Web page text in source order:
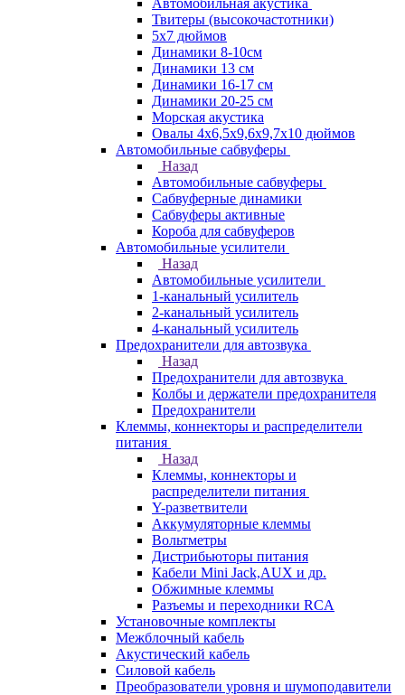
Автомобильная акустика
Твитеры (высокочастотники)
5x7 дюймов
Динамики 8-10см
Динамики 13 см
Динамики 16-17 см
Динамики 20-25 см
Морская акустика
Овалы 4х6,5х9,6x9,7х10 дюймов
Автомобильные сабвуферы
Назад
Автомобильные сабвуферы
Сабвуферные динамики
Сабвуферы активные
Короба для сабвуферов
Автомобильные усилители
Назад
Автомобильные усилители
1-канальный усилитель
2-канальный усилитель
4-канальный усилитель
Предохранители для автозвука
Назад
Предохранители для автозвука
Колбы и держатели предохранителя
Предохранители
Клеммы, коннекторы и распределители
питания
Назад
Клеммы, коннекторы и
распределители питания
Y-разветвители
Аккумуляторные клеммы
Вольтметры
Дистрибьюторы питания
Кабели Mini Jack,AUX и др.
Обжимные клеммы
Разъемы и переходники RCA
Установочные комплекты
Межблочный кабель
Акустический кабель
Силовой кабель
Преобразователи уровня и шумоподавители